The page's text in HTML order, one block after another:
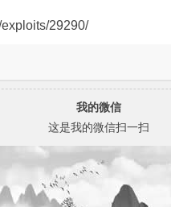
29290/
我的微信
这是我的微信扫一扫